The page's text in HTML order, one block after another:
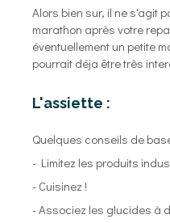
Alors bien sur, il ne s'agit
marathon après votre
éventuellement un petite
pourrait déja être très
L'assiette :
Quelques conseils de
- Limitez les produits
- Cuisinez !
- Associez les glucides à